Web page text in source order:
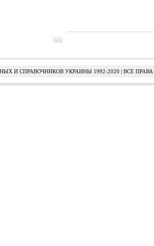
И СПРАВОЧНИКОВ УКРАИНЫ 1992-2020 | ВСЕ